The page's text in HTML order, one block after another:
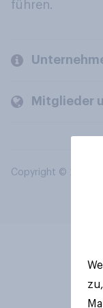
führen.
Mitglieder
Copyright © 2026